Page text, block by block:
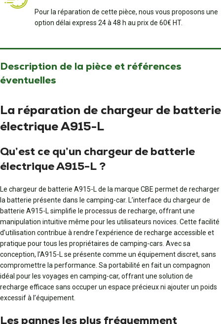
Pour la réparation de cette pièce, nous vous proposons une
option délai express 24 à 48 h au prix de 60€ HT.
Description de la pièce et références
éventuelles
La réparation de chargeur de batterie
électrique A915-L
Qu’est ce qu’un chargeur de batterie
électrique A915-L ?
Le chargeur de batterie A915-L de la marque CBE permet de recharger
la batterie présente dans le camping-car. L’interface du chargeur de
batterie A915-L simplifie le processus de recharge, offrant une
manipulation intuitive même pour les utilisateurs novices. Cette facilité
d’utilisation contribue à rendre l’expérience de recharge accessible et
pratique pour tous les propriétaires de camping-cars. Avec sa
conception, l’A915-L se présente comme un équipement discret, sans
compromettre la performance. Sa portabilité en fait un compagnon
idéal pour les voyages en camping-car, offrant une solution de
recharge efficace sans occuper un espace précieux ni ajouter un poids
excessif à l’équipement.
Les pannes les plus fréquemment